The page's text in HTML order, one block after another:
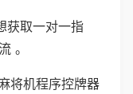
获取一对一指
。
将机程序控牌器